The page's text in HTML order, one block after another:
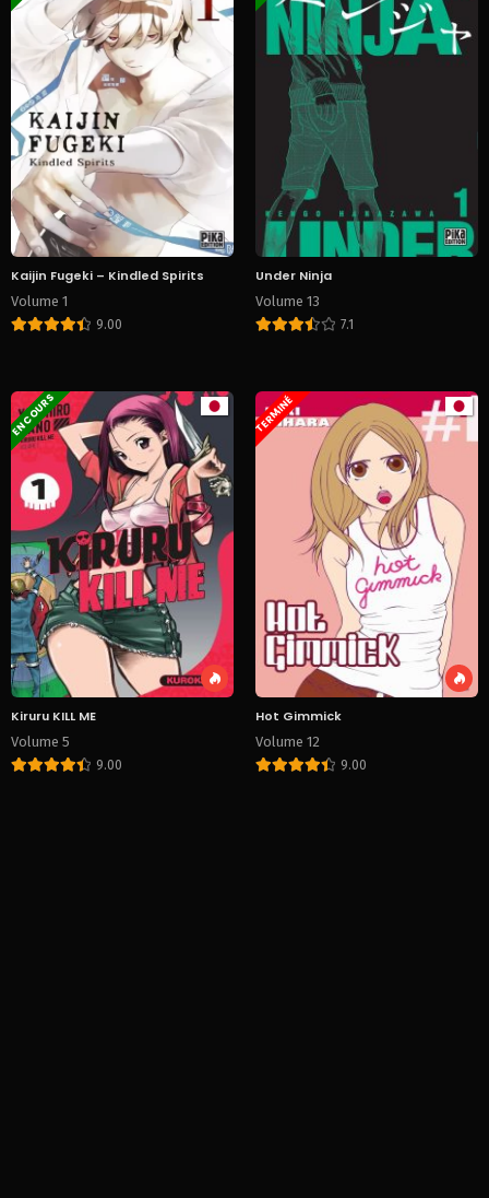
Kaijin Fugeki – Kindled Spirits
Volume 1
9.00
Under Ninja
Volume 13
7.1
EN COURS
Kiruru KILL ME
Volume 5
9.00
TERMINÉ
Hot Gimmick
Volume 12
9.00